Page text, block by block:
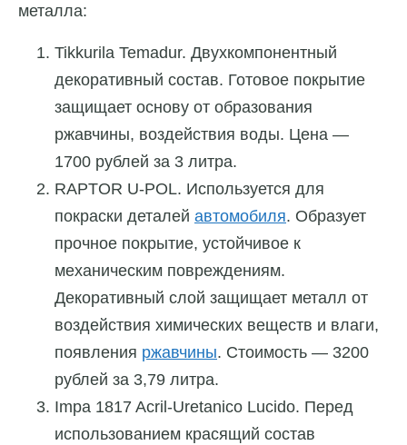
металла:
Tikkurila Temadur. Двухкомпонентный
декоративный состав. Готовое покрытие
защищает основу от образования
ржавчины, воздействия воды. Цена —
1700 рублей за 3 литра.
RAPTOR U-POL. Используется для
покраски деталей автомобиля. Образует
прочное покрытие, устойчивое к
механическим повреждениям.
Декоративный слой защищает металл от
воздействия химических веществ и влаги,
появления ржавчины. Стоимость — 3200
рублей за 3,79 литра.
Impa 1817 Acril-Uretanico Lucido. Перед
использованием красящий состав